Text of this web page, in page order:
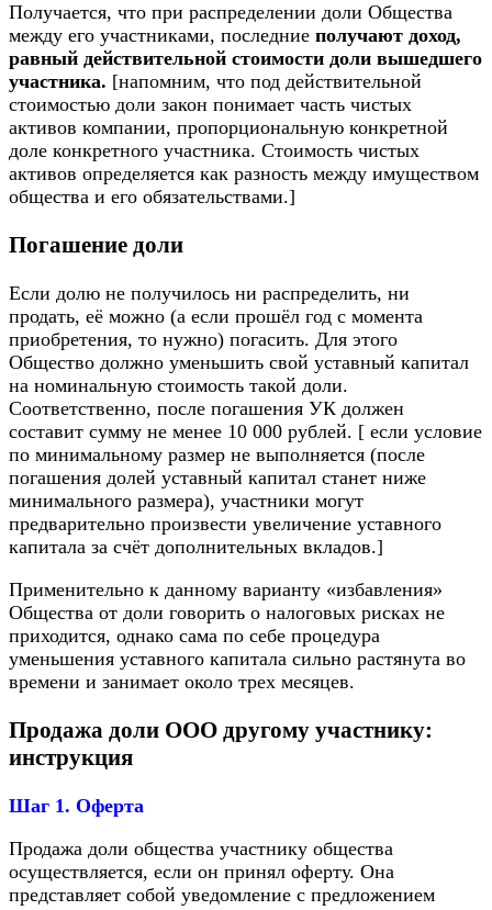
Получается, что при распределении доли Общества
между его участниками, последние получают доход,
равный действительной стоимости доли вышедшего
участника. [напомним, что под действительной
стоимостью доли закон понимает часть чистых
активов компании, пропорциональную конкретной
доле конкретного участника. Стоимость чистых
активов определяется как разность между имуществом
общества и его обязательствами.]
Погашение доли
Если долю не получилось ни распределить, ни
продать, её можно (а если прошёл год с момента
приобретения, то нужно) погасить. Для этого
Общество должно уменьшить свой уставный капитал
на номинальную стоимость такой доли.
Соответственно, после погашения УК должен
составит сумму не менее 10 000 рублей. [ если условие
по минимальному размер не выполняется (после
погашения долей уставный капитал станет ниже
минимального размера), участники могут
предварительно произвести увеличение уставного
капитала за счёт дополнительных вкладов.]
Применительно к данному варианту «избавления»
Общества от доли говорить о налоговых рисках не
приходится, однако сама по себе процедура
уменьшения уставного капитала сильно растянута во
времени и занимает около трех месяцев.
Продажа доли ООО другому участнику:
инструкция
Шаг 1. Оферта
Продажа доли общества участнику общества
осуществляется, если он принял оферту. Она
представляет собой уведомление с предложением